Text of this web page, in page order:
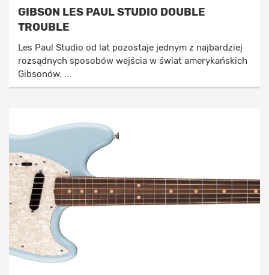
GIBSON LES PAUL STUDIO DOUBLE
TROUBLE
Les Paul Studio od lat pozostaje jednym z najbardziej
rozsądnych sposobów wejścia w świat amerykańskich
Gibsonów. ...